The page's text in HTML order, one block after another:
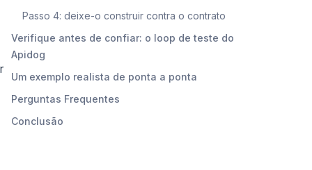
Passo 4: deixe-o construir contra o contrato
Verifique antes de confiar: o loop de teste do
Apidog
Um exemplo realista de ponta a ponta
Perguntas Frequentes
Conclusão